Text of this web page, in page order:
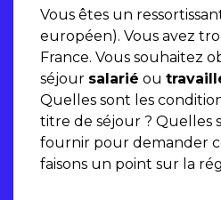
Vous êtes un
européen). Vous avez
France. Vous souhaitez
séjour salarié ou
Quelles sont les
titre de séjour ? Quelles
fournir pour demander
faisons un point sur la